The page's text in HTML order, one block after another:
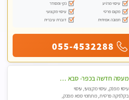
עיסוי מרגיע
נקי ומסודר
מקום פרטי
עיסוי מקצועי
תמונה אמיתית
דוברת עיברית
055-4532288
מעסה חדשה בכפר- סבא מוזמן לחוויה בלתי נשכחת!!!עיסוי מפנק ומקצועי ביותר במקום פרטי לחלוטין!
עיסוי מפנק, עיסוי מקצועי, עיסוי
בקלניקה פרטית, מתחמי ספא מפנק,